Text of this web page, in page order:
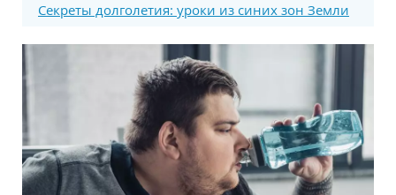
Секреты долголетия: уроки из синих зон Земли